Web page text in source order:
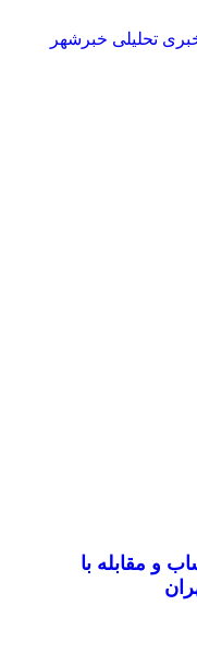
و مقابله با